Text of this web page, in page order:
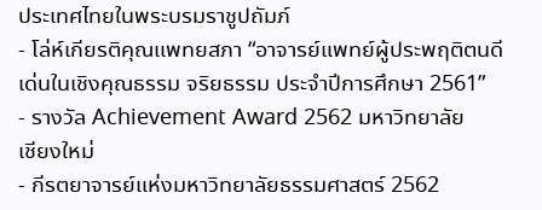
ประเทศไทยในพระบรมราชูปถัมภ์
- โล่ห์เกียรติคุณแพทยสภา “อาจารย์แพทย์ผู้ประพฤติตนดี
เด่นในเชิงคุณธรรม จริยธรรม ประจำปีการศึกษา 2561”
- รางวัล Achievement Award 2562 มหาวิทยาลัย
เชียงใหม่
- กีรตยาจารย์แห่งมหาวิทยาลัยธรรมศาสตร์ 2562